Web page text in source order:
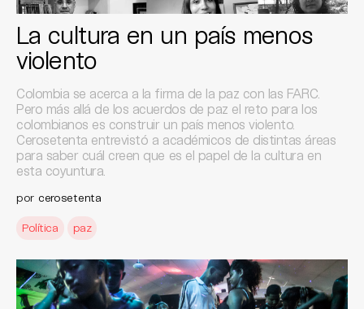
La cultura en un país menos
violento
Colombia se acerca a la firma de la paz con las FARC.
Pero más allá de los acuerdos de paz el reto para los
colombianos es construir un país menos violento.
Cerosetenta entrevistó a académicos de distintas áreas
para saber cuál creen que es el papel de la cultura en
esta coyuntura.
por cerosetenta
Política paz